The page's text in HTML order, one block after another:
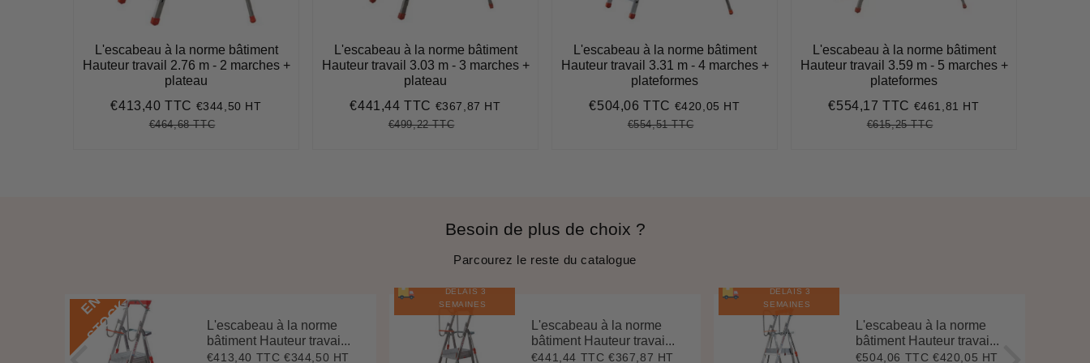
L'escabeau à la norme bâtiment
Hauteur travail 2.76 m - 2 marches +
plateau
Prix
€413,40 TTC €413,40
€344,50 HT
Prix
€464,68 TTC€464,68
L'escabeau à la norme bâtiment
Hauteur travail 3.03 m - 3 marches +
plateau
Prix
€441,44 TTC €441,44
€367,87 HT
Prix
€499,22 TTC€499,22
L'escabeau à la norme bâtiment
Hauteur travail 3.31 m - 4 marches +
plateformes
Prix
€504,06 TTC €504,06
€420,05 HT
Prix
€554,51 TTC€554,51
L'escabeau à la norme bâtiment
Hauteur travail 3.59 m - 5 marches +
plateformes
Prix
€554,17 TTC €554,17
€461,81 HT
Prix
€615,25 TTC€615,25
Besoin de plus de choix ?
Parcourez le reste du catalogue
E
N
S
T
O
C
K
L'escabeau à la norme
bâtiment Hauteur travai...
Prix
€413,40 TTC €413,40
€344,50 HT
DÉLAIS 3
SEMAINES
L'escabeau à la norme
bâtiment Hauteur travai...
Prix
€441,44 TTC €441,44
€367,87 HT
DÉLAIS 3
SEMAINES
L'escabeau à la norme
bâtiment Hauteur travai...
Prix
€504,06 TTC €504,06
€420,05 HT